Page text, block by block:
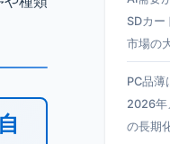
SDカー
市場の
PC品薄
2026年
の長期